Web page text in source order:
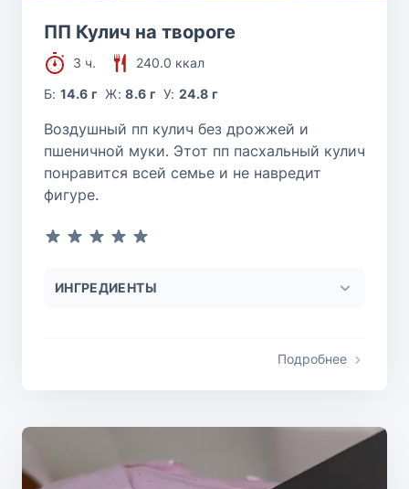
ПП Кулич на твороге
3 ч.
240.0 ккал
Б:14.6 г Ж:8.6 г У:24.8 г
Воздушный пп кулич без дрожжей и
пшеничной муки. Этот пп пасхальный кулич
понравится всей семье и не навредит
фигуре.
ИНГРЕДИЕНТЫ
Подробнее